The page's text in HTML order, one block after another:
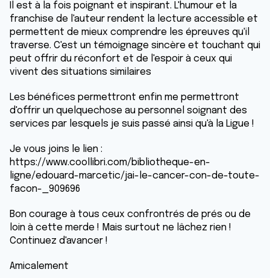
Il est à la fois poignant et inspirant. L'humour et la
franchise de l'auteur rendent la lecture accessible et
permettent de mieux comprendre les épreuves qu'il
traverse. C'est un témoignage sincère et touchant qui
peut offrir du réconfort et de l'espoir à ceux qui
vivent des situations similaires
Les bénéfices permettront enfin me permettront
d'offrir un quelquechose au personnel soignant des
services par lesquels je suis passé ainsi qu'à la Ligue !
Je vous joins le lien :
https://www.coollibri.com/bibliotheque-en-
ligne/edouard-marcetic/jai-le-cancer-con-de-toute-
facon-_909696
Bon courage à tous ceux confrontrés de prés ou de
loin à cette merde ! Mais surtout ne lâchez rien !
Continuez d'avancer !
Amicalement